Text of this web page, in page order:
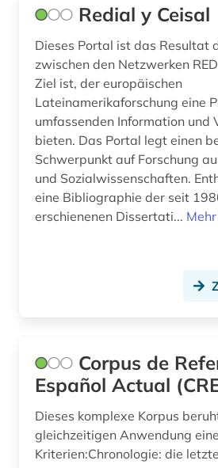
stilistik (1)
tageszeitung (1)
textsammlung (1)
theaterwissenschaft (2)
tonträger (1)
volltext-datenbank (1)
zarzuela (1)
Redial y Ceisal
Dieses Portal ist das Resultat
zwischen den Netzwerken
Ziel ist, der europäischen
Lateinamerikaforschung eine
umfassenden Information und
bieten. Das Portal legt einen
Schwerpunkt auf Forschung
und Sozialwissenschaften.
eine Bibliographie der seit
erschienenen Dissertati...
Corpus de
Español Actual
Dieses komplexe Korpus beruht auf der
gleichzeitigen Anwendung
Kriterien:Chronologie: die